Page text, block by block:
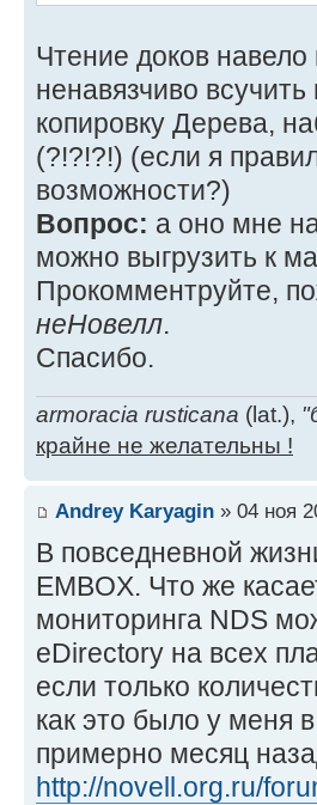
Чтение доков
ненавязчиво
копировку Дерева,
(?!?!?!) (если я
возможности?)
Вопрос: а оно мне
можно выгрузить к
Прокомментруйте,
неНовелл.
Спасибо.
armoracia rusticana (lat.),
крайне не желательны !
Andrey Karyagin » 04 ноя
В повседневной
EMBOX. Что же
мониторинга NDS
eDirectory на всех
если только
как это было у меня
примерно месяц
http://novell.org.ru/